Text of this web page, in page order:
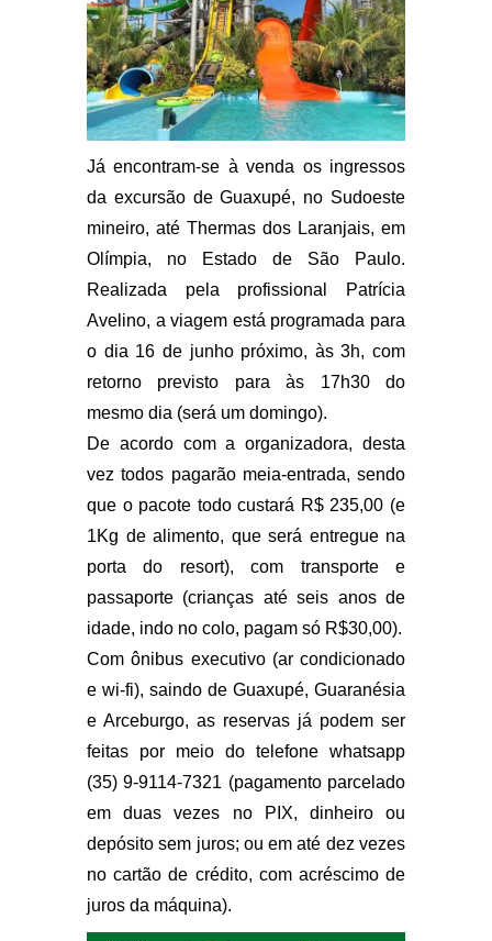
Já encontram-se à venda os ingressos
da excursão de Guaxupé, no Sudoeste
mineiro, até Thermas dos Laranjais, em
Olímpia, no Estado de São Paulo.
Realizada pela profissional Patrícia
Avelino, a viagem está programada para
o dia 16 de junho próximo, às 3h, com
retorno previsto para às 17h30 do
mesmo dia (será um domingo).
De acordo com a organizadora, desta
vez todos pagarão meia-entrada, sendo
que o pacote todo custará R$ 235,00 (e
1Kg de alimento, que será entregue na
porta do resort), com transporte e
passaporte (crianças até seis anos de
idade, indo no colo, pagam só R$30,00).
Com ônibus executivo (ar condicionado
e wi-fi), saindo de Guaxupé, Guaranésia
e Arceburgo, as reservas já podem ser
feitas por meio do telefone whatsapp
(35) 9-9114-7321 (pagamento parcelado
em duas vezes no PIX, dinheiro ou
depósito sem juros; ou em até dez vezes
no cartão de crédito, com acréscimo de
juros da máquina).